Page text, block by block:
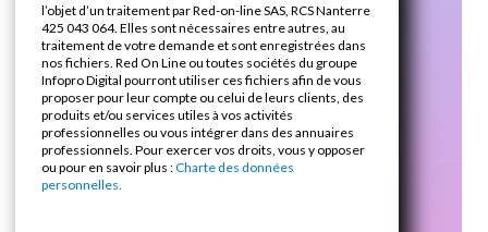
l’objet d’un traitement par Red-on-line SAS, RCS Nanterre
425 043 064. Elles sont nécessaires entre autres, au
traitement de votre demande et sont enregistrées dans
nos fichiers. Red On Line ou toutes sociétés du groupe
Infopro Digital pourront utiliser ces fichiers afin de vous
proposer pour leur compte ou celui de leurs clients, des
produits et/ou services utiles à vos activités
professionnelles ou vous intégrer dans des annuaires
professionnels. Pour exercer vos droits, vous y opposer
ou pour en savoir plus :Charte des données
personnelles.